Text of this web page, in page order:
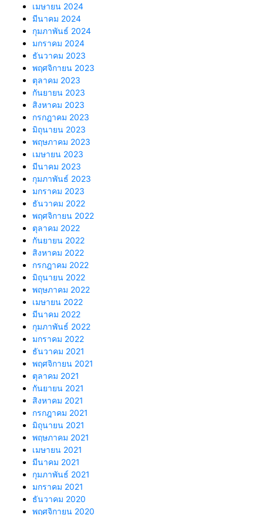
เมษายน 2024
มีนาคม 2024
กุมภาพันธ์ 2024
มกราคม 2024
ธันวาคม 2023
พฤศจิกายน 2023
ตุลาคม 2023
กันยายน 2023
สิงหาคม 2023
กรกฎาคม 2023
มิถุนายน 2023
พฤษภาคม 2023
เมษายน 2023
มีนาคม 2023
กุมภาพันธ์ 2023
มกราคม 2023
ธันวาคม 2022
พฤศจิกายน 2022
ตุลาคม 2022
กันยายน 2022
สิงหาคม 2022
กรกฎาคม 2022
มิถุนายน 2022
พฤษภาคม 2022
เมษายน 2022
มีนาคม 2022
กุมภาพันธ์ 2022
มกราคม 2022
ธันวาคม 2021
พฤศจิกายน 2021
ตุลาคม 2021
กันยายน 2021
สิงหาคม 2021
กรกฎาคม 2021
มิถุนายน 2021
พฤษภาคม 2021
เมษายน 2021
มีนาคม 2021
กุมภาพันธ์ 2021
มกราคม 2021
ธันวาคม 2020
พฤศจิกายน 2020